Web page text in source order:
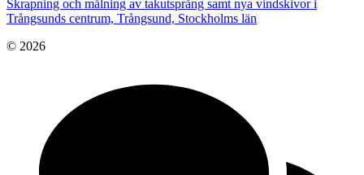
Skrapning och målning av takutsprång samt nya vindskivor i
Trångsunds centrum, Trångsund, Stockholms län
© 2026